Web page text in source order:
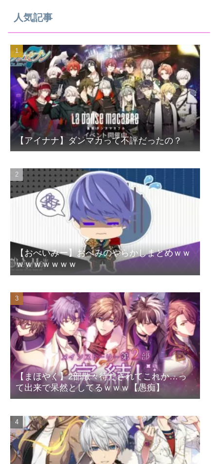
人気記事
【アイナナ】ダンマカって不評だったの？
【おべいみー】おべみのやらかしまとめｗｗ
ｗｗｗｗｗｗｗ
【まほやく】2部散々待たされてこれか…っ
て出来で呆然としてるｗｗｗ【愚痴】